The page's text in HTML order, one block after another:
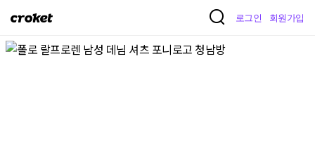
크
켓
로그인 회원가입